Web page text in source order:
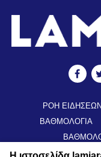
ΡΟΗ
ΒΑΘΜΟΛΟΓΙΑ
ΝΕΑ ΑΠΟ ΕΛΛΑΔΑ